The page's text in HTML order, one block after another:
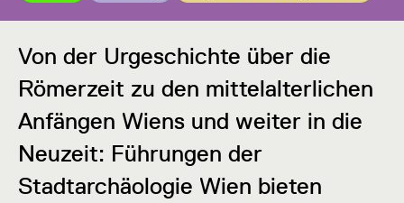
Von der Urgeschichte über die
Römerzeit zu den mittelalterlichen
Anfängen Wiens und weiter in die
Neuzeit: Führungen der
Stadtarchäologie Wien bieten